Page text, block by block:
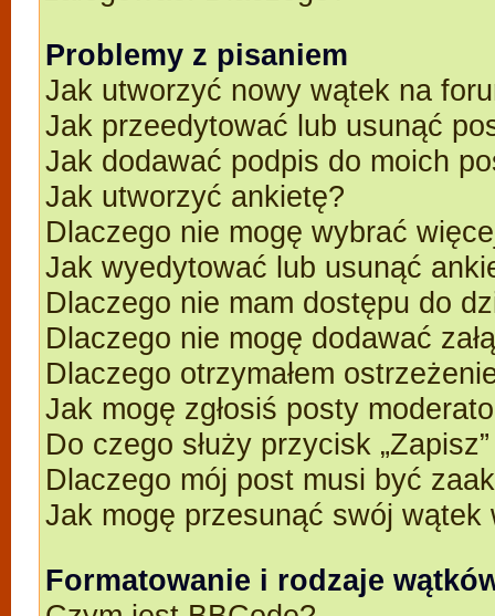
Problemy z pisaniem
Jak utworzyć nowy wątek na
Jak przeedytować lub usunąć
Jak dodawać podpis do moich
Jak utworzyć ankietę?
Dlaczego nie mogę wybrać
Jak wyedytować lub usunąć
Dlaczego nie mam dostępu do
Dlaczego nie mogę dodawać
Dlaczego otrzymałem
Jak mogę zgłosiś posty
Do czego służy przycisk
Dlaczego mój post musi być
Jak mogę przesunąć swój wątek
Formatowanie i rodzaje